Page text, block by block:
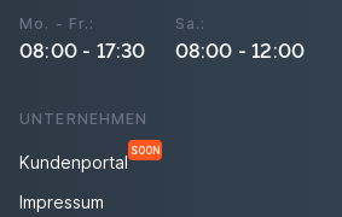
Mo. - Fr.:
08:00 - 17:30
Sa.:
08:00 - 12:00
UNTERNEHMEN
Kundenportal
SOON
Impressum